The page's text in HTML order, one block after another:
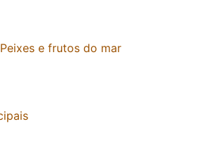
Peixes e frutos do mar